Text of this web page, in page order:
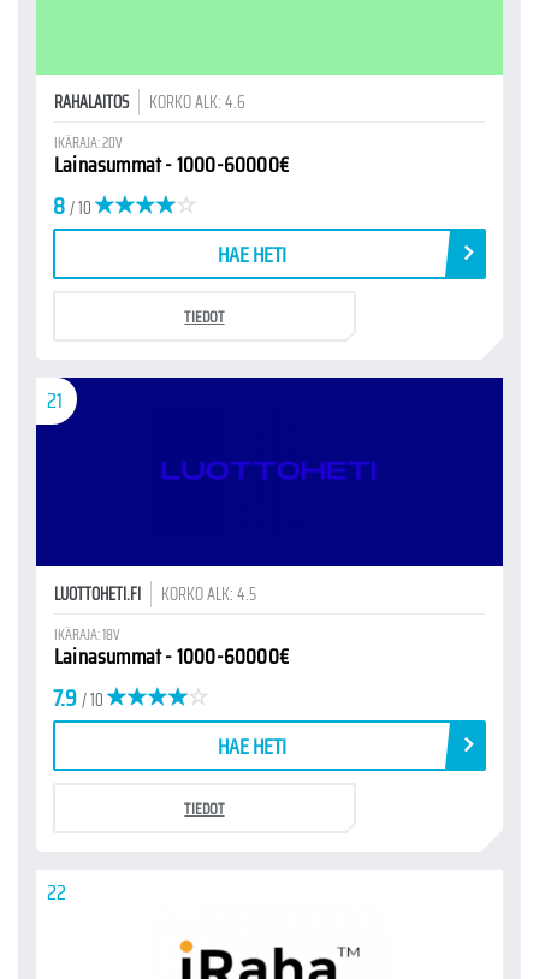
RAHALAITOS KORKO ALK: 4.6
IKÄRAJA: 20V
Lainasummat - 1000-60000€
8/ 10
HAE HETI
TIEDOT
21
LUOTTOHETI.FI KORKO ALK: 4.5
IKÄRAJA: 18V
Lainasummat - 1000-60000€
7.9/ 10
HAE HETI
TIEDOT
22